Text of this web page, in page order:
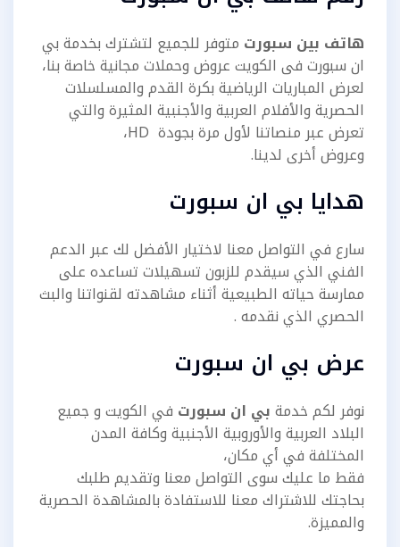
هاتف بين سبورت متوفر للجميع لتشترك بخدمة بي
ان سبورت فى الكويت عروض وحملات مجانية خاصة بنا،
لعرض المباريات الرياضية بكرة القدم والمسلسلات
الحصرية والأفلام العربية والأجنبية المثيرة والتي
تعرض عبر منصاتنا لأول مرة بجودة HD،
وعروض أخرى لدينا.
هدايا بي ان سبورت
سارع في التواصل معنا لاختيار الأفضل لك عبر الدعم
الفني الذي سيقدم للزبون تسهيلات تساعده على
ممارسة حياته الطبيعية أثناء مشاهدته لقنواتنا والبث
الحصري الذي نقدمه .
عرض بي ان سبورت
نوفر لكم خدمةبي ان سبورت في الكويت و جميع
البلاد العربية والأوروبية الأجنبية وكافة المدن
المختلفة في أي مكان،
فقط ما عليك سوى التواصل معنا وتقديم طلبك
بحاجتك للاشتراك معنا للاستفادة بالمشاهدة الحصرية
والمميزة.